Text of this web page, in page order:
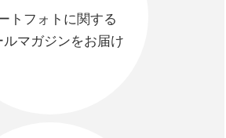
トフォトに関する
ルマガジンをお届け